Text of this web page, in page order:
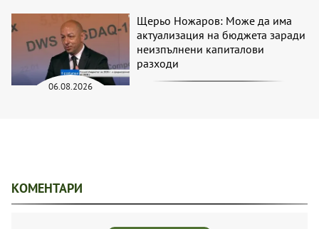
06.08.2026
Щерьо Ножаров: Може да има
актуализация на бюджета заради
неизпълнени капиталови
разходи
КОМЕНТАРИ